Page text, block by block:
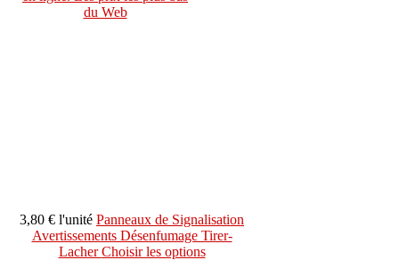
3,80 € l'unité Panneaux de Signalisation
Avertissements Désenfumage Tirer-
LacherChoisir les options